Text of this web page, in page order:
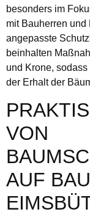
besonders im
mit Bauherren und
angepasste
beinhalten
und Krone,
der Erhalt der
VON
AUF